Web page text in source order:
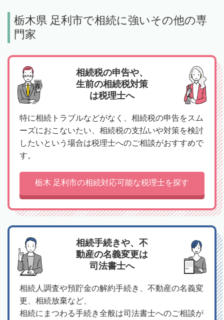
栃木県 足利市で相続に強いその他の専
門家
相続税の申告や、
生前の相続税対策
は税理士へ
特に相続トラブルなどがなく、相続税の申告をスム
ーズにおこないたい、相続税の支払いや対策を検討
したいという場合は税理士へのご相談がおすすめで
す。
栃木 足利市の相続対応可能な税理士を探す
相続手続きや、不
動産の名義変更は
司法書士へ
相続人調査や預貯金の解約手続き、不動産の名義変
更、相続放棄など、
相続にまつわる手続き全般は司法書士へのご相談が